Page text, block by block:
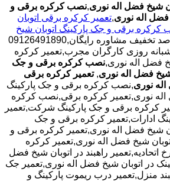
شیخ فضل اله نوری,نصب کرکره برقی و
فضل اله نوری,تعمیر کرکره برقی اتوبان
کرکره برقی و جک پارکینگ اتوبان شیخ
,,با30 در صد تخفیف مشاوره رایگان,09126491890
روزی کارگران مجرب,تعمیر کرکره
فضل اله نوری,نصب کرکره برقی و جک
شیخ فضل اله نوری, تعمیر کرکره برقی
نوری,نصب کرکره برقی و جک پارکینگ
نوری,تعمیر کرکره برقی,نصب کرکره
کرکره برقی و جک پارکینگ شرکت,تعمیر
ادارات,تعمیر کرکره برقی و جک
شیخ فضل اله نوری,تعمیر کرکره برقی و
شیخ فضل اله نوری,تعمیر کرکره
اتحادیه,تعمیر راهبند در اتوبان شیخ فضل
در اتوبان شیخ فضل اله نوری,تعمیر جک
منزل,تعمیر درب ریموت پارکینگ و